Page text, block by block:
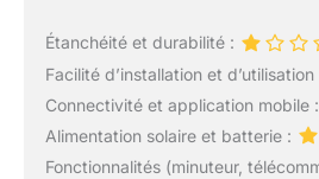
Étanchéité et durabilité :
Facilité d’installation et d’utilisation
Connectivité et application mobile :
Alimentation solaire et batterie :
Fonctionnalités (minuteur,